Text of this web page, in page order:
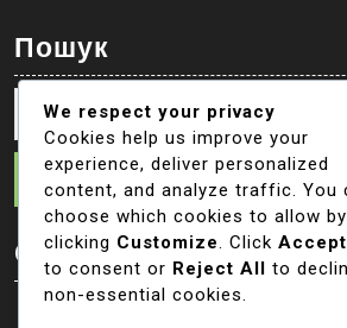
Пошук
Пошук
Соцмережі
We respect your privacy
Cookies help us improve your
experience, deliver personalized
content, and analyze traffic. You
choose which cookies to allow by
clicking Customize. Click
to consent or Reject All to
non-essential cookies.